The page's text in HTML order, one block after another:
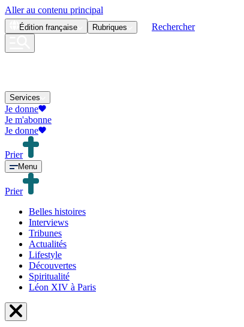
Aller au contenu principal
Édition française Rubriques Rechercher
Services
Je donne
Je m'abonne
Je donne
Prier
Menu
Prier
Belles histoires
Interviews
Tribunes
Actualités
Lifestyle
Découvertes
Spiritualité
Léon XIV à Paris